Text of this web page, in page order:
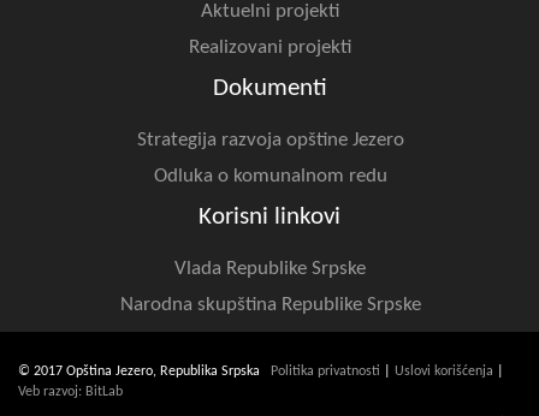
Aktuelni projekti
Realizovani projekti
Dokumenti
Strategija razvoja opštine Jezero
Odluka o komunalnom redu
Korisni linkovi
Vlada Republike Srpske
Narodna skupština Republike Srpske
© 2017 Opština Jezero, Republika Srpska Politika privatnosti Uslovi korišćenja
Veb razvoj: BitLab